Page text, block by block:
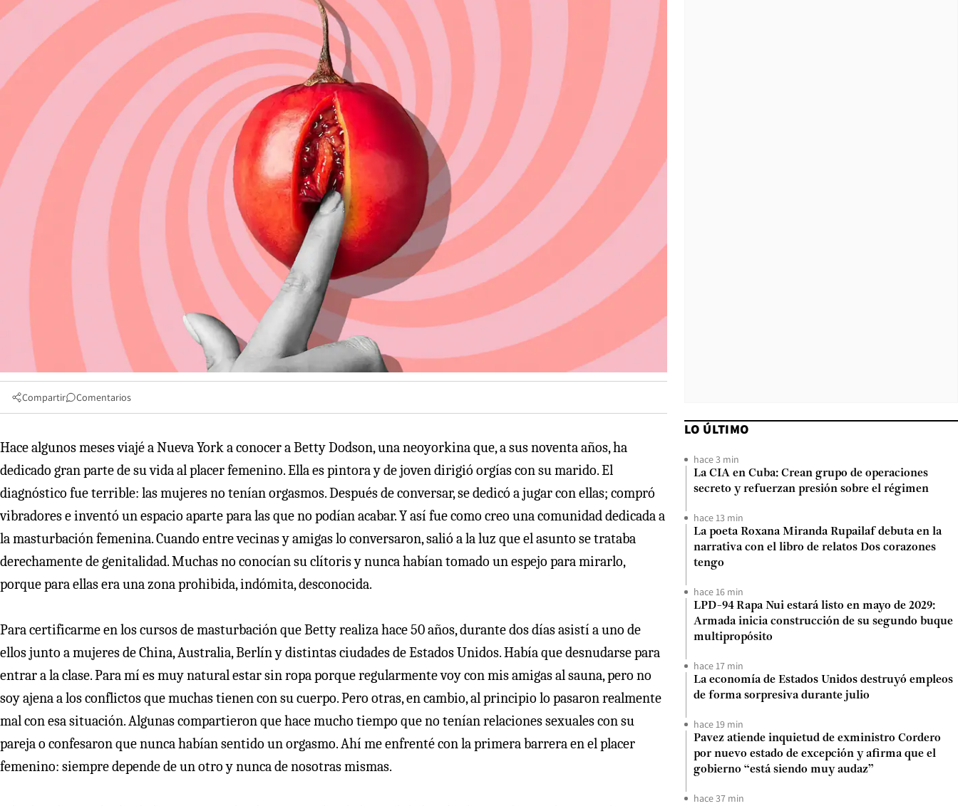
Compartir Comentarios
Hace algunos meses viajé a Nueva York a conocer a Betty Dodson, una neoyorkina que, a sus noventa años, ha
dedicado gran parte de su vida al placer femenino. Ella es pintora y de joven dirigió orgías con su marido. El
diagnóstico fue terrible: las mujeres no tenían orgasmos. Después de conversar, se dedicó a jugar con ellas; compró
vibradores e inventó un espacio aparte para las que no podían acabar. Y así fue como creo una comunidad dedicada a
la masturbación femenina. Cuando entre vecinas y amigas lo conversaron, salió a la luz que el asunto se trataba
derechamente de genitalidad. Muchas no conocían su clítoris y nunca habían tomado un espejo para mirarlo,
porque para ellas era una zona prohibida, indómita, desconocida.
Para certificarme en los cursos de masturbación que Betty realiza hace 50 años, durante dos días asistí a uno de
ellos junto a mujeres de China, Australia, Berlín y distintas ciudades de Estados Unidos. Había que desnudarse para
entrar a la clase. Para mí es muy natural estar sin ropa porque regularmente voy con mis amigas al sauna, pero no
soy ajena a los conflictos que muchas tienen con su cuerpo. Pero otras, en cambio, al principio lo pasaron realmente
mal con esa situación. Algunas compartieron que hace mucho tiempo que no tenían relaciones sexuales con su
pareja o confesaron que nunca habían sentido un orgasmo. Ahí me enfrenté con la primera barrera en el placer
femenino: siempre depende de un otro y nunca de nosotras mismas.
LO ÚLTIMO
hace 3 min
La CIA en Cuba: Crean grupo de operaciones
secreto y refuerzan presión sobre el régimen
hace 13 min
La poeta Roxana Miranda Rupailaf debuta en la
narrativa con el libro de relatos Dos corazones
tengo
hace 16 min
LPD-94 Rapa Nui estará listo en mayo de 2029:
Armada inicia construcción de su segundo buque
multipropósito
hace 17 min
La economía de Estados Unidos destruyó empleos
de forma sorpresiva durante julio
hace 19 min
Pavez atiende inquietud de exministro Cordero
por nuevo estado de excepción y afirma que el
gobierno “está siendo muy audaz”
hace 37 min